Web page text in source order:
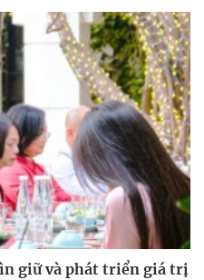
giữ và phát triển giá trị